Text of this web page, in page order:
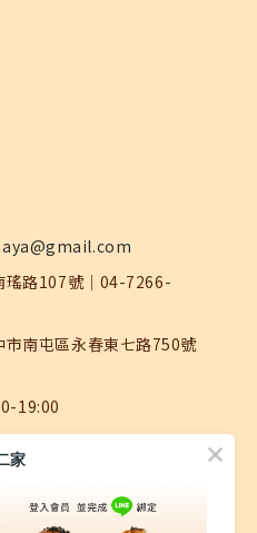
瑤路107號｜04-7266-
市南屯區永春東七路750號
19:00
20:00
00000-7
字第25AML0000626號
家